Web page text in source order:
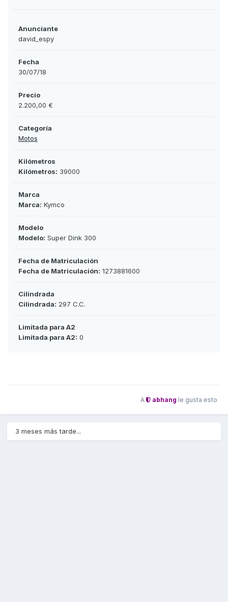
Anunciante
david_espy
Fecha
30/07/18
Precio
2.200,00 €
Categoría
Motos
Kilómetros
Kilómetros: 39000
Marca
Marca: Kymco
Modelo
Modelo: Super Dink 300
Fecha de Matriculación
Fecha de Matriculación: 1273881600
Cilindrada
Cilindrada: 297 C.C.
Limitada para A2
Limitada para A2: 0
A abhang le gusta esto
3 meses más tarde...